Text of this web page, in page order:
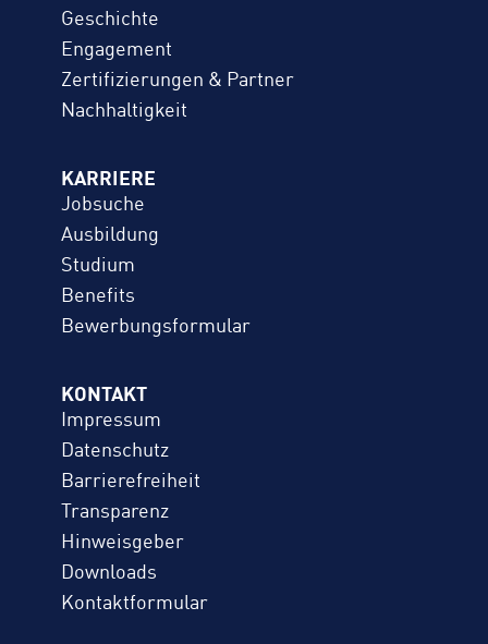
KARRIERE
Jobsuche
Ausbildung
Studium
Benefits
Bewerbungs­formular
Geschichte
Engagement
Zertifizierungen & Partner
Nachhaltigkeit
KONTAKT
Impressum
Datenschutz
Barrierefreiheit
Transparenz
Hinweisgeber
Downloads
Kontaktformular